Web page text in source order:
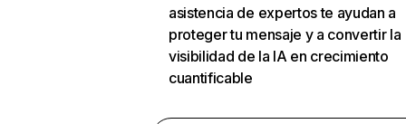
asistencia de expertos te ayudan a
proteger tu mensaje y a convertir la
visibilidad de la IA en crecimiento
cuantificable